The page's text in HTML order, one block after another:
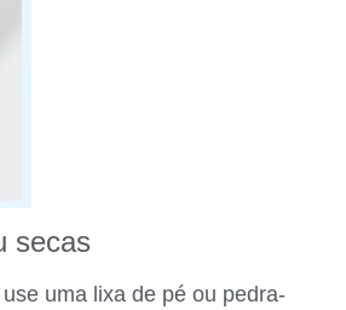
secas
uma lixa de pé ou pedra-